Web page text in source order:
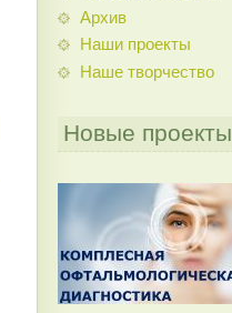
Архив
Наши проекты
Наше творчество
Новые проекты